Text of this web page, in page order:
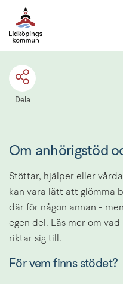
Dela
Om anhörigstöd
Stöttar, hjälper eller
kan vara lätt att glömma
där för någon annan -
egen del. Läs mer om
riktar sig till.
För vem finns stödet?